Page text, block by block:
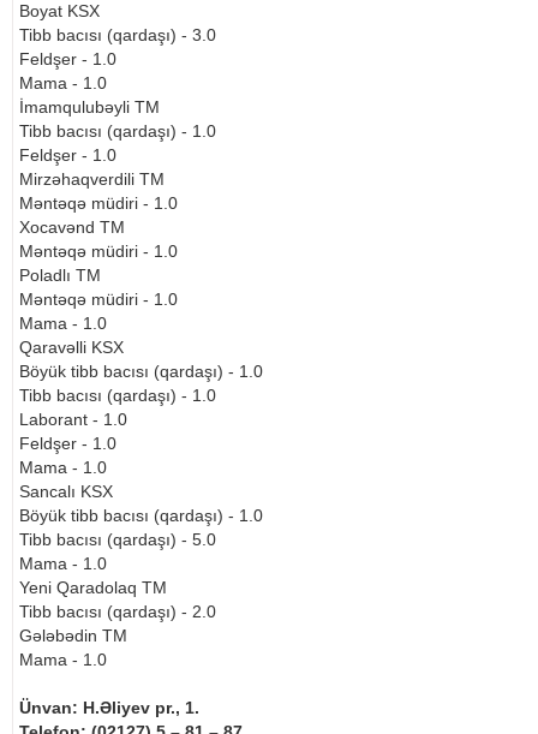
Boyat KSX
Tibb bacısı (qardaşı) - 3.0
Feldşer - 1.0
Mama - 1.0
İmamqulubəyli TM
Tibb bacısı (qardaşı) - 1.0
Feldşer - 1.0
Mirzəhaqverdili TM
Məntəqə müdiri - 1.0
Xocavənd TM
Məntəqə müdiri - 1.0
Poladlı TM
Məntəqə müdiri - 1.0
Mama - 1.0
Qaravəlli KSX
Böyük tibb bacısı (qardaşı) - 1.0
Tibb bacısı (qardaşı) - 1.0
Laborant - 1.0
Feldşer - 1.0
Mama - 1.0
Sancalı KSX
Böyük tibb bacısı (qardaşı) - 1.0
Tibb bacısı (qardaşı) - 5.0
Mama - 1.0
Yeni Qaradolaq TM
Tibb bacısı (qardaşı) - 2.0
Gələbədin TM
Mama - 1.0
Ünvan: H.Əliyev pr., 1.